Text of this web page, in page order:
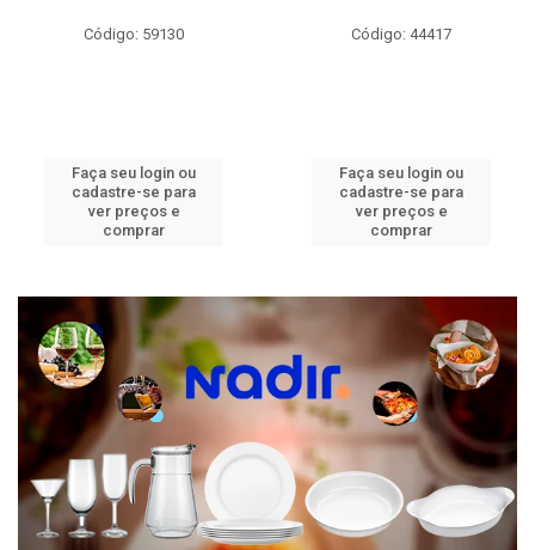
Código: 59130
Faça seu login ou
cadastre-se para
ver preços e
comprar
Código: 44417
Faça seu login ou
cadastre-se para
ver preços e
comprar